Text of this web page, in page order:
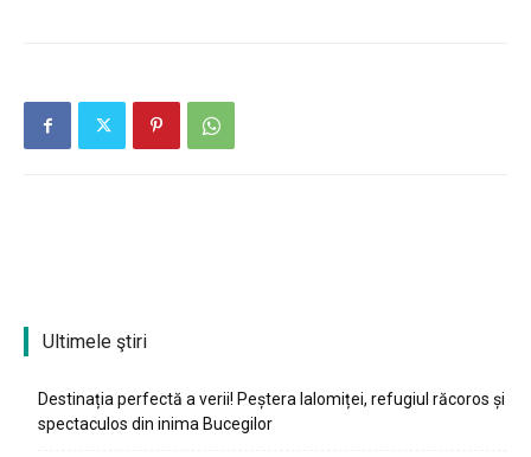
Ultimele ştiri
Destinația perfectă a verii! Peștera Ialomiței, refugiul răcoros și
spectaculos din inima Bucegilor